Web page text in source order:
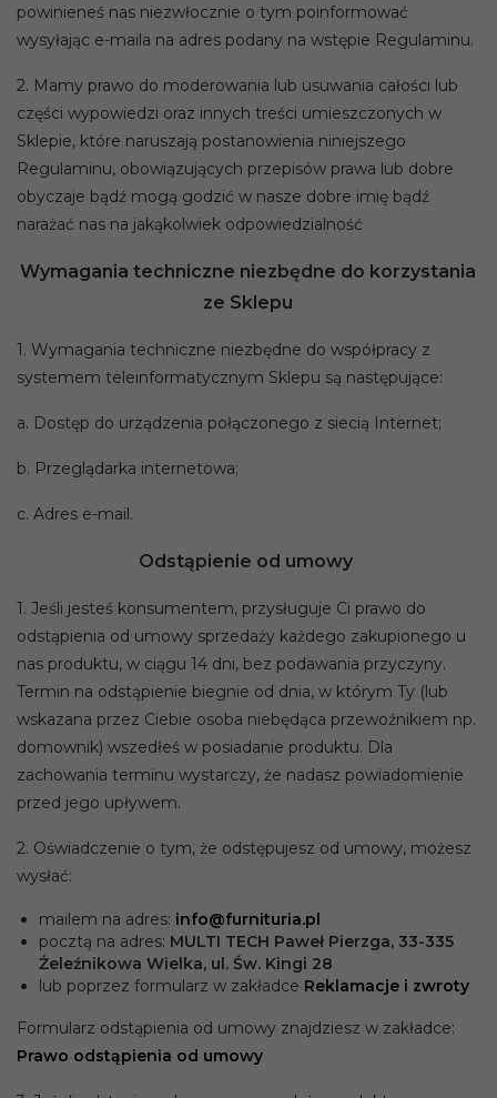
powinieneś nas niezwłocznie o tym poinformować
wysyłając e-maila na adres podany na wstępie Regulaminu.
2. Mamy prawo do moderowania lub usuwania całości lub
części wypowiedzi oraz innych treści umieszczonych w
Sklepie, które naruszają postanowienia niniejszego
Regulaminu, obowiązujących przepisów prawa lub dobre
obyczaje bądź mogą godzić w nasze dobre imię bądź
narażać nas na jakąkolwiek odpowiedzialność
Wymagania techniczne niezbędne do korzystania
ze Sklepu
1. Wymagania techniczne niezbędne do współpracy z
systemem teleinformatycznym Sklepu są następujące:
a. Dostęp do urządzenia połączonego z siecią Internet;
b. Przeglądarka internetowa;
c. Adres e-mail.
Odstąpienie od umowy
1. Jeśli jesteś konsumentem, przysługuje Ci prawo do
odstąpienia od umowy sprzedaży każdego zakupionego u
nas produktu, w ciągu 14 dni, bez podawania przyczyny.
Termin na odstąpienie biegnie od dnia, w którym Ty (lub
wskazana przez Ciebie osoba niebędąca przewoźnikiem np.
domownik) wszedłeś w posiadanie produktu. Dla
zachowania terminu wystarczy, że nadasz powiadomienie
przed jego upływem.
2. Oświadczenie o tym, że odstępujesz od umowy, możesz
wysłać:
mailem na adres: info@furnituria.pl
pocztą na adres: MULTI TECH Paweł Pierzga, 33-335
Żeleźnikowa Wielka, ul. Św. Kingi 28
lub poprzez formularz w zakładce Reklamacje i zwroty
Formularz odstąpienia od umowy znajdziesz w zakładce:
Prawo odstąpienia od umowy